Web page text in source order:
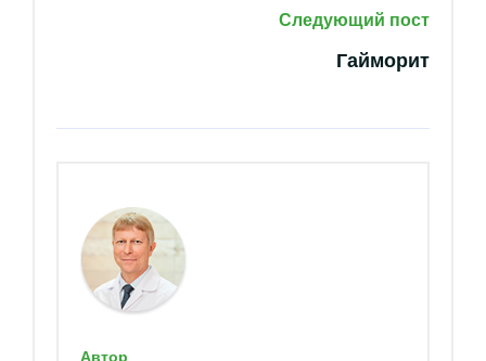
Следующий пост
Гайморит